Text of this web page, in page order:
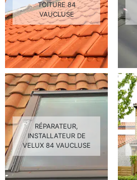
TOITURE 84
VAUCLUSE
RÉPARATEUR,
INSTALLATEUR DE
VELUX 84 VAUCLUSE